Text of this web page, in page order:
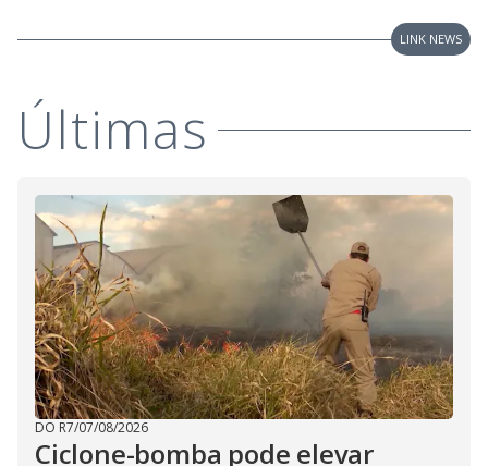
LINK NEWS
Últimas
DO R7/07/08/2026
Ciclone-bomba pode elevar